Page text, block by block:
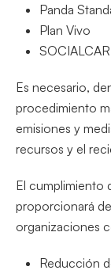
Panda
Plan Vivo
Es necesario,
procedimiento
emisiones y
recursos y el
El cumplimiento
proporcionará
organizaciones
Reducción